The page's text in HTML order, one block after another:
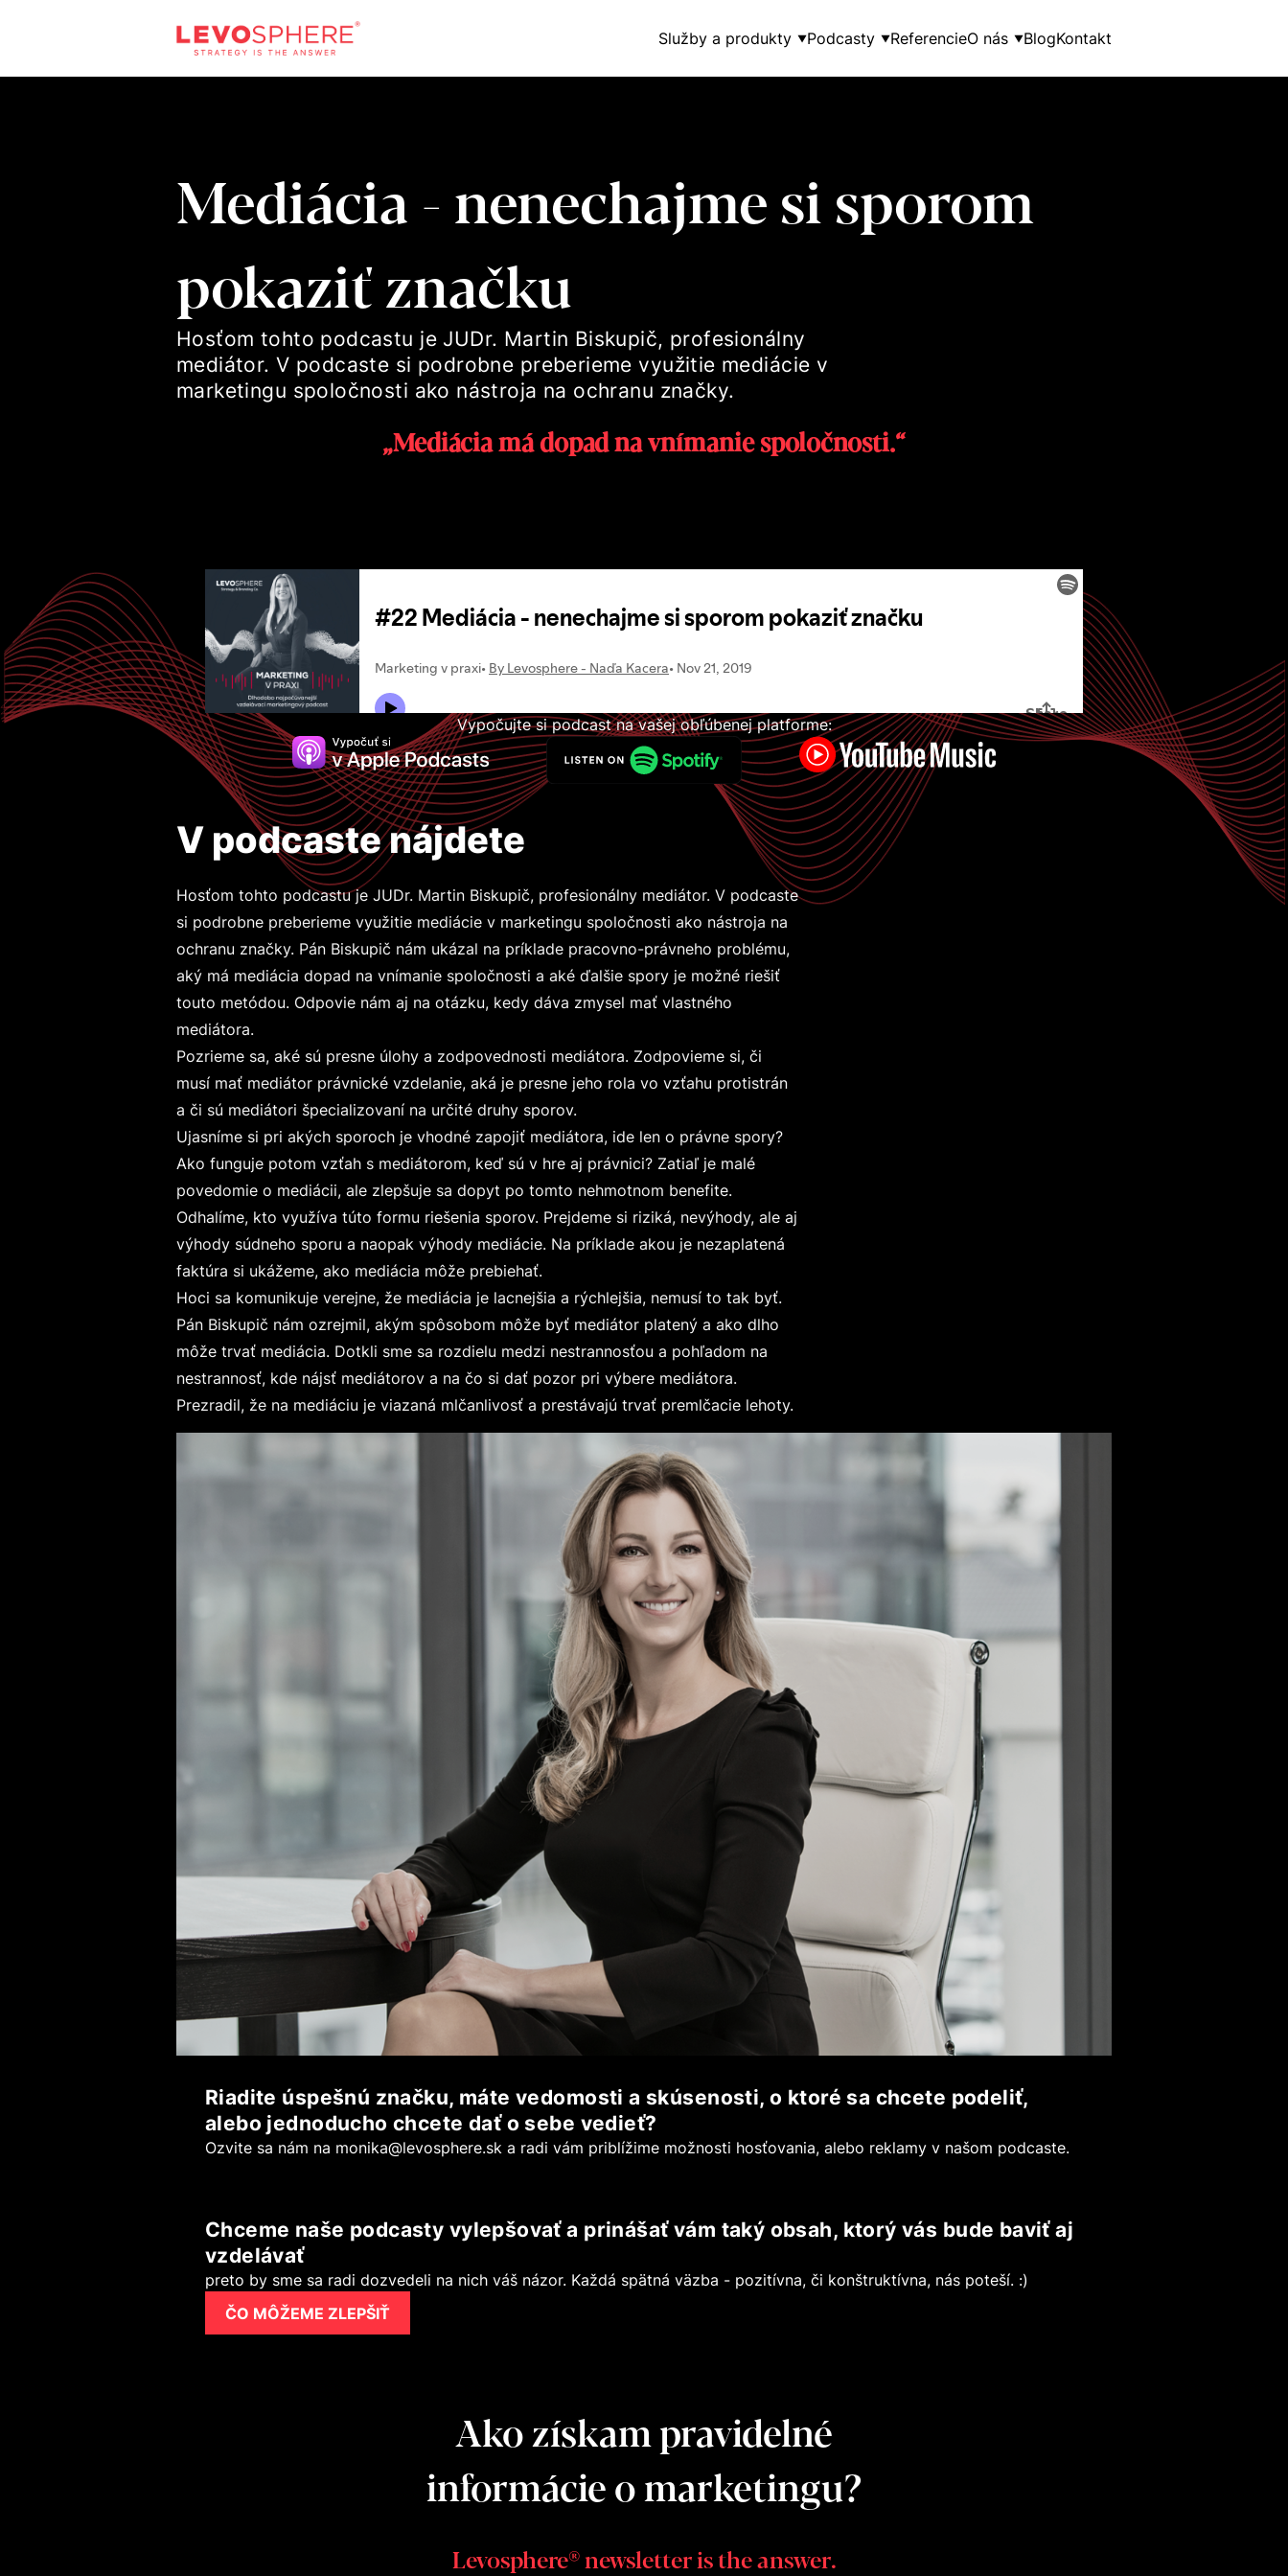
Služby a produkty ▼Podcasty ▼ReferencieO nás ▼BlogKontakt
Mediácia - nenechajme si sporom
pokaziť značku
Hosťom tohto podcastu je JUDr. Martin Biskupič, profesionálny
mediátor. V podcaste si podrobne preberieme využitie mediácie v
marketingu spoločnosti ako nástroja na ochranu značky.
„Mediácia má dopad na vnímanie spoločnosti.“
Vypočujte si podcast na vašej obľúbenej platforme:
V podcaste nájdete
Hosťom tohto podcastu je JUDr. Martin Biskupič, profesionálny mediátor. V podcaste
si podrobne preberieme využitie mediácie v marketingu spoločnosti ako nástroja na
ochranu značky. Pán Biskupič nám ukázal na príklade pracovno-právneho problému,
aký má mediácia dopad na vnímanie spoločnosti a aké ďalšie spory je možné riešiť
touto metódou. Odpovie nám aj na otázku, kedy dáva zmysel mať vlastného
mediátora.
Pozrieme sa, aké sú presne úlohy a zodpovednosti mediátora. Zodpovieme si, či
musí mať mediátor právnické vzdelanie, aká je presne jeho rola vo vzťahu protistrán
a či sú mediátori špecializovaní na určité druhy sporov.
Ujasníme si pri akých sporoch je vhodné zapojiť mediátora, ide len o právne spory?
Ako funguje potom vzťah s mediátorom, keď sú v hre aj právnici? Zatiaľ je malé
povedomie o mediácii, ale zlepšuje sa dopyt po tomto nehmotnom benefite.
Odhalíme, kto využíva túto formu riešenia sporov. Prejdeme si riziká, nevýhody, ale aj
výhody súdneho sporu a naopak výhody mediácie. Na príklade akou je nezaplatená
faktúra si ukážeme, ako mediácia môže prebiehať.
Hoci sa komunikuje verejne, že mediácia je lacnejšia a rýchlejšia, nemusí to tak byť.
Pán Biskupič nám ozrejmil, akým spôsobom môže byť mediátor platený a ako dlho
môže trvať mediácia. Dotkli sme sa rozdielu medzi nestrannosťou a pohľadom na
nestrannosť, kde nájsť mediátorov a na čo si dať pozor pri výbere mediátora.
Prezradil, že na mediáciu je viazaná mlčanlivosť a prestávajú trvať premlčacie lehoty.
Riadite úspešnú značku, máte vedomosti a skúsenosti, o ktoré sa chcete podeliť,
alebo jednoducho chcete dať o sebe vedieť?
Ozvite sa nám na monika@levosphere.sk a radi vám priblížime možnosti hosťovania, alebo reklamy v našom podcaste.
Chceme naše podcasty vylepšovať a prinášať vám taký obsah, ktorý vás bude baviť aj
vzdelávať
preto by sme sa radi dozvedeli na nich váš názor. Každá spätná väzba - pozitívna, či konštruktívna, nás poteší. :)
ČO MÔŽEME ZLEPŠIŤ
Ako získam pravidelné
informácie o marketingu?
Levosphere® newsletter is the answer.